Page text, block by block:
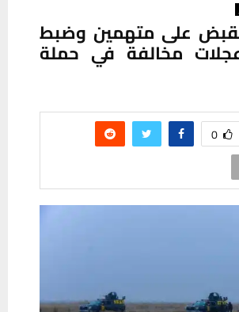
على متهمين وضبط
مخالفة في حملة
0